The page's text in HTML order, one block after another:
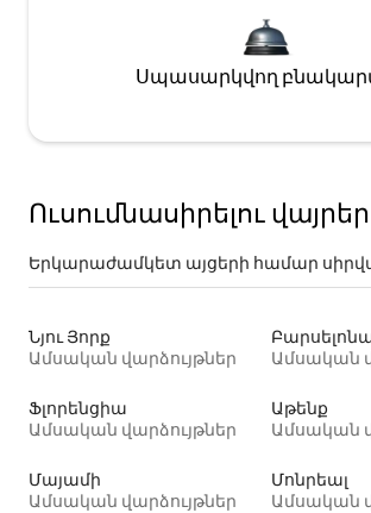
Սպասարկվող
Ուսումնասիրելու վայրեր
Երկարաժամկետ այցերի համար
Նյու Յորք
Ամսական վարձույթներ
Ամսական
Ֆլորենցիա
Ամսական վարձույթներ
Աթենք
Ամսական
Մայամի
Ամսական վարձույթներ
Մոնրեալ
Ամսական